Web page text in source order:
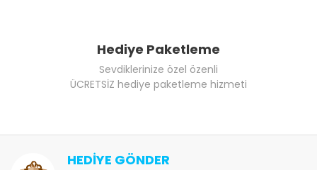
Hediye Paketleme
Sevdiklerinize özel özenli
ÜCRETSİZ hediye paketleme hizmeti
HEDİYE GÖNDER